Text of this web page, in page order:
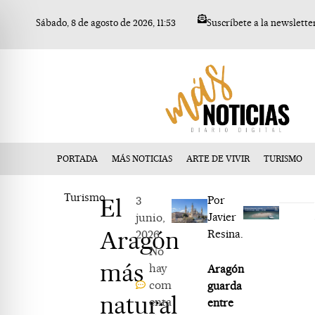
Sábado, 8 de agosto de 2026, 11:53 Suscríbete a la
PORTADA MÁS NOTICIAS ARTE DE VIVIR TURISMO
TurismoEl
Aragón
más
natural
3
junio,
2026
No
hay
com
enta
Por
Javier
Resina.
Aragón
guarda
entre